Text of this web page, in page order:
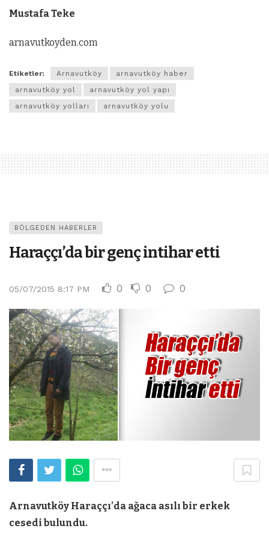
Mustafa Teke
arnavutkoyden.com
Etiketler: Arnavutköy
arnavutköy haber
arnavutköy yol
arnavutköy yol yapı
arnavutköy yolları
arnavutköy yolu
BÖLGEDEN HABERLER
Haraççı’da bir genç intihar etti
05/07/2015 8:17 PM 0 0 0
Arnavutköy Haraççı’da ağaca asılı bir erkek
cesedi bulundu.